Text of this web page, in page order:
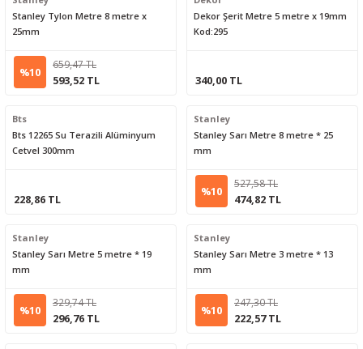
Stanley Tylon Metre 8 metre x
25mm
%10
659,47 TL
593,52 TL
Dekor Şerit Metre 5 metre x 19mm
Kod:295
340,00 TL
Bts
Bts 12265 Su Terazili Alüminyum
Cetvel 300mm
228,86 TL
Stanley
Stanley Sarı Metre 8 metre * 25
mm
%10
527,58 TL
474,82 TL
Stanley
Stanley Sarı Metre 5 metre * 19
mm
%10
329,74 TL
296,76 TL
Stanley
Stanley Sarı Metre 3 metre * 13
mm
%10
247,30 TL
222,57 TL